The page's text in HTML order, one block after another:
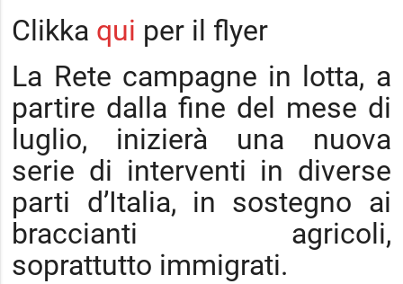
Clikka qui per il flyer
La Rete campagne in lotta, a
partire dalla fine del mese di
luglio, inizierà una nuova
serie di interventi in diverse
parti d’Italia, in sostegno ai
braccianti agricoli,
soprattutto immigrati.